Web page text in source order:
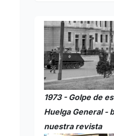
1973 - Golpe de
Huelga General -
nuestra revista